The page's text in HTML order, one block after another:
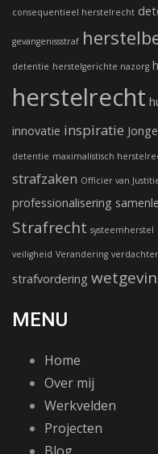
consequentieel herstelrecht
gevangenissstraf
detentie herstelgerichte nazorg
herstelrecht
innovatie inspiratie
detentie maximalistisch
strafzaken Officier van
professionalisering
Strafrecht systeemherstel
veiligheid Verandering
strafvordering
MENU
Home
Over mij
Werkvelden
Projecten